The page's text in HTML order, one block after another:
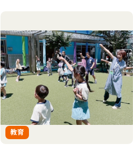
教育